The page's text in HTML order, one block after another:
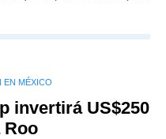
EN MÉXICO
invertirá US$250
Roo